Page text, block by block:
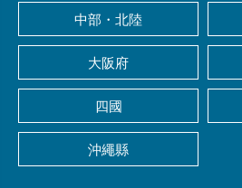
中部・北陸
大阪府
四國
沖繩縣